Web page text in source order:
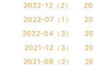
2022-12（2）
2022-07（1）
2022-04（3）
2021-12（3）
2021-08（2）